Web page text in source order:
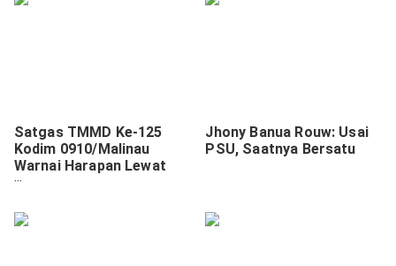
Satgas TMMD Ke-125
Kodim 0910/Malinau
Warnai Harapan Lewat
Pengecatan Rumah
Jhony Banua Rouw: Usai
PSU, Saatnya Bersatu